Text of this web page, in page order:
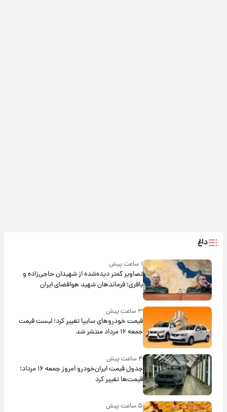
داغ
۱ ساعت پیش
تصاویر کمتر دیده‌شده از شهیدان حاجی‌زاده و
باقری؛ فرماندهان شهید هوافضای ایران
۳ ساعت پیش
قیمت خودروهای سایپا تغییر کرد؛ لیست قیمت
جمعه ۱۶ مرداد منتشر شد
۴ ساعت پیش
جدول قیمت ایران‌خودرو امروز جمعه ۱۶ مرداد؛
قیمت‌ها تغییر کرد
۵ ساعت پیش